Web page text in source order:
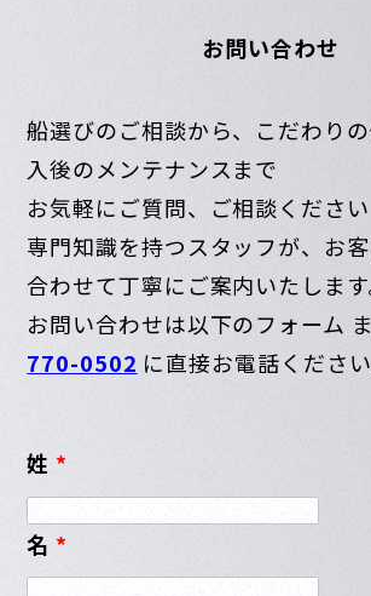
お問い合わせ
船選びのご相談から、こだわり
入後のメンテナンスまで
お気軽にご質問、ご相談ください
専門知識を持つスタッフが、お
合わせて丁寧にご案内いたします
お問い合わせは以下のフォーム
770-0502 に直接お電話ください
姓 *
名 *